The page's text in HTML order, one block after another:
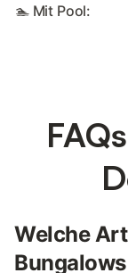
🏊 Mit Pool:
Welche